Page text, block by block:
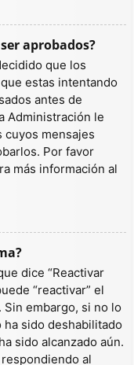
aprobados?
que los
estas intentando
antes de
Administración le
cuyos mensajes
Por favor
más información al
dice “Reactivar
“reactivar” el
embargo, si no lo
sido deshabilitado
sido alcanzado aún.
al